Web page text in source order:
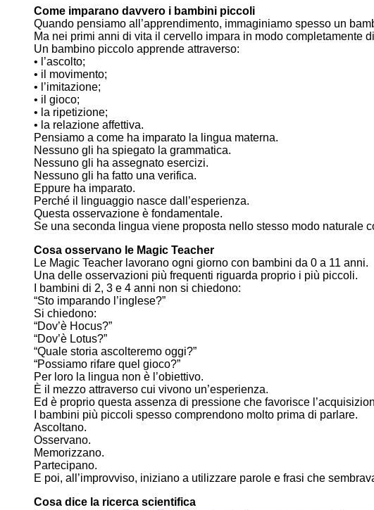
Come imparano davvero i bambini piccoli
Quando pensiamo all’apprendimento, immaginiamo spesso un
Ma nei primi anni di vita il cervello impara in modo completamente
Un bambino piccolo apprende attraverso:
• l’ascolto;
• il movimento;
• l’imitazione;
• il gioco;
• la ripetizione;
• la relazione affettiva.
Pensiamo a come ha imparato la lingua materna.
Nessuno gli ha spiegato la grammatica.
Nessuno gli ha assegnato esercizi.
Nessuno gli ha fatto una verifica.
Eppure ha imparato.
Perché il linguaggio nasce dall’esperienza.
Questa osservazione è fondamentale.
Se una seconda lingua viene proposta nello stesso modo naturale
Cosa osservano le Magic Teacher
Le Magic Teacher lavorano ogni giorno con bambini da 0 a 11 anni.
Una delle osservazioni più frequenti riguarda proprio i più piccoli.
I bambini di 2, 3 e 4 anni non si chiedono:
“Sto imparando l’inglese?”
Si chiedono:
“Dov’è Hocus?”
“Dov’è Lotus?”
“Quale storia ascolteremo oggi?”
“Possiamo rifare quel gioco?”
Per loro la lingua non è l’obiettivo.
È il mezzo attraverso cui vivono un’esperienza.
Ed è proprio questa assenza di pressione che favorisce
I bambini più piccoli spesso comprendono molto prima di parlare.
Ascoltano.
Osservano.
Memorizzano.
Partecipano.
E poi, all’improvviso, iniziano a utilizzare parole e frasi che
Cosa dice la ricerca scientifica